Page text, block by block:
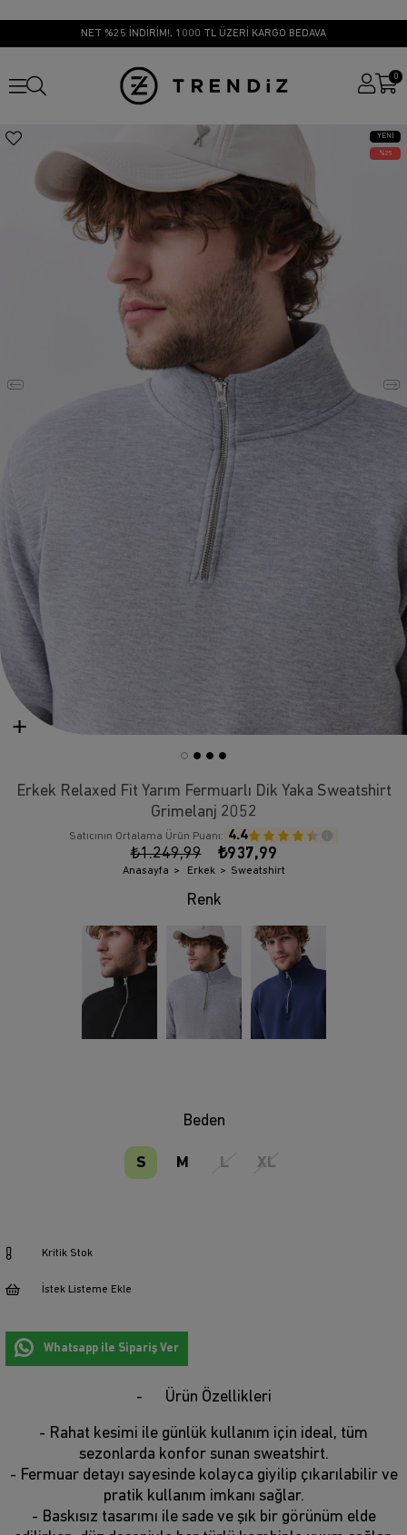
NET %25 İNDİRİM!, 1000 TL ÜZERİ KARGO BEDAVA
0
YENI
ÜRÜN
25
Erkek Relaxed Fit Yarım Fermuarlı Dik Yaka Sweatshirt
Grimelanj 2052
Satıcının Ortalama Ürün Puanı: 4.4
₺1.249,99 ₺937,99
Anasayfa Erkek Sweatshirt
Beden
S M L XL
Kritik Stok
İstek Listeme Ekle
Whatsapp ile Sipariş Ver
Ürün Özellikleri
- Rahat kesimi ile günlük kullanım için ideal, tüm
sezonlarda konfor sunan sweatshirt.
- Fermuar detayı sayesinde kolayca giyilip çıkarılabilir ve
pratik kullanım imkanı sağlar.
- Baskısız tasarımı ile sade ve şık bir görünüm elde